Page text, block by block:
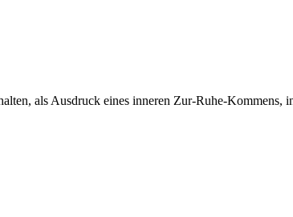
als Ausdruck eines inneren Zur-Ruhe-